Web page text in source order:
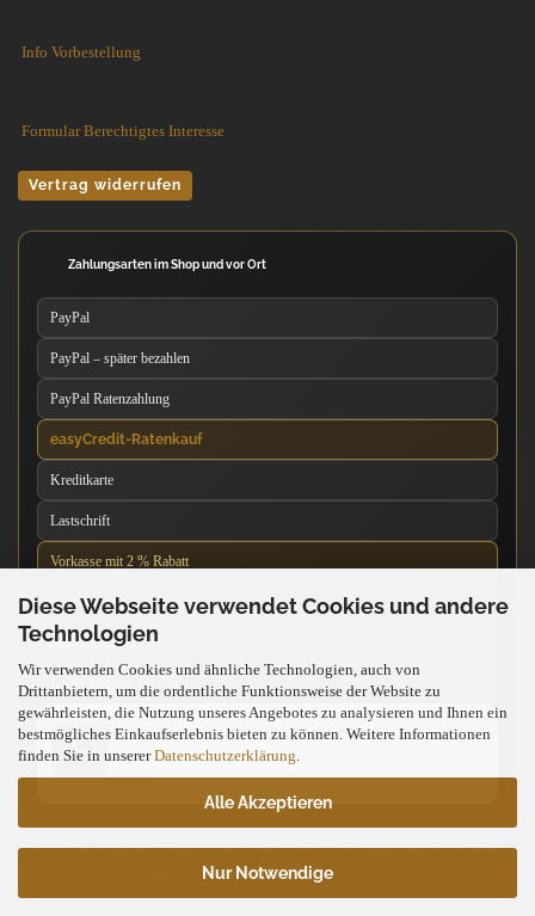
Diese Webseite verwendet Cookies und andere
Technologien
Wir verwenden Cookies und ähnliche Technologien, auch von
Drittanbietern, um die ordentliche Funktionsweise der Website zu
gewährleisten, die Nutzung unseres Angebotes zu analysieren und Ihnen ein
bestmögliches Einkaufserlebnis bieten zu können. Weitere Informationen
finden Sie in unsererDatenschutzerklärung
Alle Akzeptieren
Nur Notwendige
Info Vorbestellung
Formular Berechtigtes Interesse
Vertrag widerrufen
Zahlungsarten im Shop und vor Ort
PayPal
PayPal – später bezahlen
PayPal Ratenzahlung
easyCredit-Ratenkauf
Kreditkarte
Lastschrift
Vorkasse mit 2 % Rabatt
Nachnahme
Barzahlung vor Ort
Kartenzahlung vor Ort
News über unseren WhatsApp-Kanal
Neue Messer, Angebote und Neuigkeiten direkt über WhatsApp
erhalten.
Die tatsächlich verfügbaren Zahlungsarten werden während des Bestellvorgangs angezeigt und können
je nach Warenkorb und Zahlungsdienstleister abweichen.